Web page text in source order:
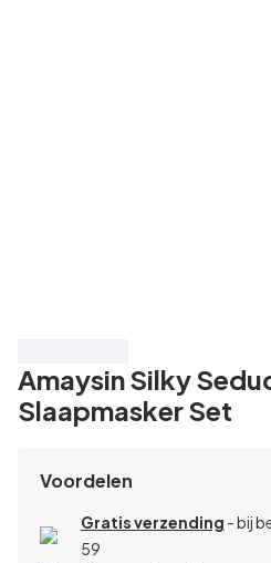
Amaysin Silky
Slaapmasker Set
Voordelen
Gratis verzending - bij
59